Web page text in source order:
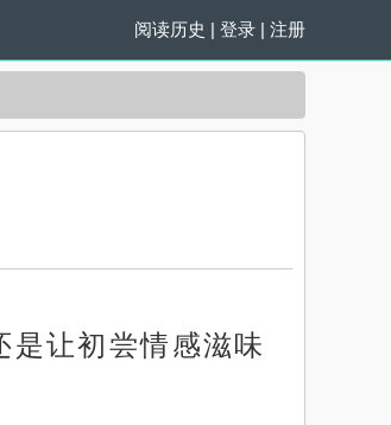
阅读历史 | 登录 | 注册
是让初尝情感滋味